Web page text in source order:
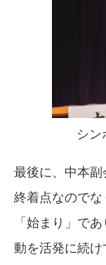
シン
最後に、中本
終着点なので
「始まり」で
動を活発に続